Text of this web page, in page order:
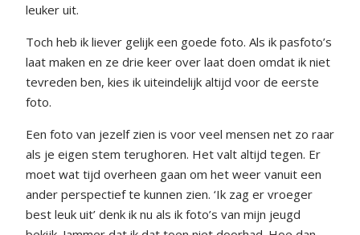
leuker uit.
Toch heb ik liever gelijk een goede foto. Als ik pasfoto’s
laat maken en ze drie keer over laat doen omdat ik niet
tevreden ben, kies ik uiteindelijk altijd voor de eerste
foto.
Een foto van jezelf zien is voor veel mensen net zo raar
als je eigen stem terughoren. Het valt altijd tegen. Er
moet wat tijd overheen gaan om het weer vanuit een
ander perspectief te kunnen zien. ‘Ik zag er vroeger
best leuk uit’ denk ik nu als ik foto’s van mijn jeugd